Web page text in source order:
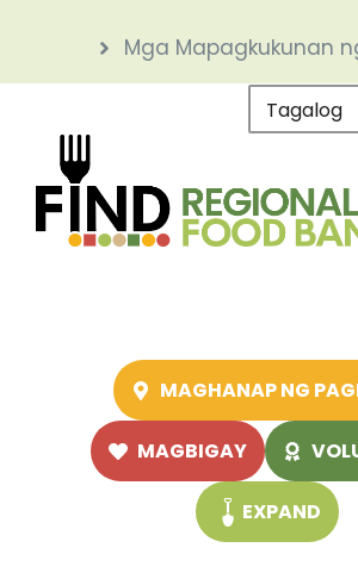
content
Mga Mapagkukunan
Tagalog
MAGHANAP NG
MAGBIGAY
EXPAND